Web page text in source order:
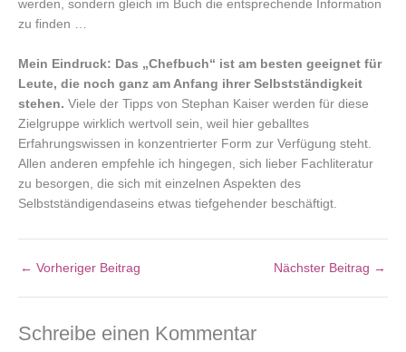
werden, sondern gleich im Buch die entsprechende Information
zu finden …
Mein Eindruck: Das „Chefbuch“ ist am besten geeignet für
Leute, die noch ganz am Anfang ihrer Selbstständigkeit
stehen. Viele der Tipps von Stephan Kaiser werden für diese
Zielgruppe wirklich wertvoll sein, weil hier geballtes
Erfahrungswissen in konzentrierter Form zur Verfügung steht.
Allen anderen empfehle ich hingegen, sich lieber Fachliteratur
zu besorgen, die sich mit einzelnen Aspekten des
Selbstständigendaseins etwas tiefgehender beschäftigt.
← Vorheriger Beitrag Nächster Beitrag →
Schreibe einen Kommentar